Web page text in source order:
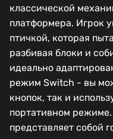
классической
платформера. Игрок
птичкой, которая
разбивая блоки и
идеально
режим Switch - вы
кнопок, так и
портативном
представляет собой